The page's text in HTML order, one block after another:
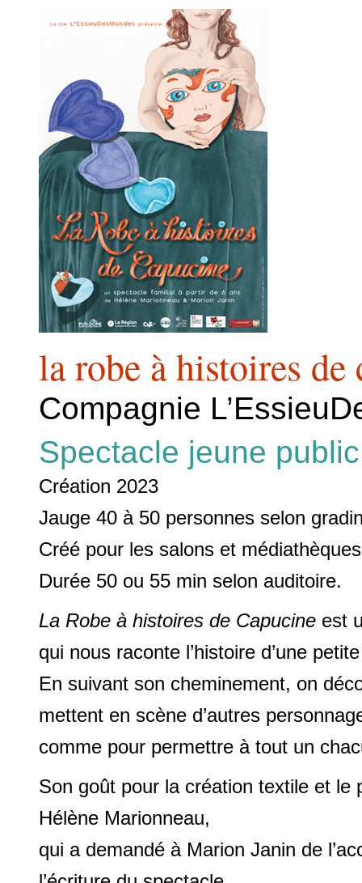
la robe à histoires de
Compagnie
Spectacle jeune
Création 2023
Jauge 40 à 50 personnes selon
Créé pour les salons et médiathèques
Durée 50 ou 55 min selon auditoire.
La Robe à histoires de Capucine est
qui nous raconte l’histoire d’une
En suivant son cheminement, on
mettent en scène d’autres
comme pour permettre à tout un
Son goût pour la création textile et
Hélène Marionneau,
qui a demandé à Marion Janin de